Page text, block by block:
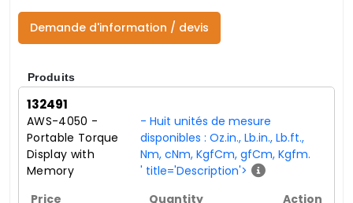
Demande d'information / devis
Produits
132491
AWS-4050 -
Portable Torque
Display with
Memory
- Huit unités de mesure
disponibles : Oz.in., Lb.in., Lb.ft.,
Nm, cNm, KgfCm, gfCm, Kgfm.
' title='Description'>